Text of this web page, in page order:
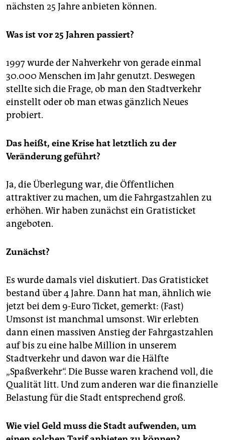
nächsten 25 Jahre anbieten können.
Was ist vor 25 Jahren passiert?
1997 wurde der Nahverkehr von gerade einmal
30.000 Menschen im Jahr genutzt. Deswegen
stellte sich die Frage, ob man den Stadtverkehr
einstellt oder ob man etwas gänzlich Neues
probiert.
Das heißt, eine Krise hat letztlich zu der
Veränderung geführt?
Ja, die Überlegung war, die Öffentlichen
attraktiver zu machen, um die Fahrgastzahlen zu
erhöhen. Wir haben zunächst ein Gratisticket
angeboten.
Zunächst?
Es wurde damals viel diskutiert. Das Gratisticket
bestand über 4 Jahre. Dann hat man, ähnlich wie
jetzt bei dem 9-Euro Ticket, gemerkt: (Fast)
Umsonst ist manchmal umsonst. Wir erlebten
dann einen massiven Anstieg der Fahrgastzahlen
auf bis zu eine halbe Million in unserem
Stadtverkehr und davon war die Hälfte
„Spaßverkehr“. Die Busse waren krachend voll, die
Qualität litt. Und zum anderen war die finanzielle
Belastung für die Stadt entsprechend groß.
Wie viel Geld muss die Stadt aufwenden, um